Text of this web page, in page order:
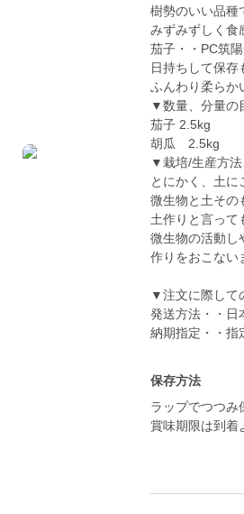
樹勢のいい品種
みずみずしく食
茄子・・PC筑陽
日持ちして保存
ふんわり柔らか
▼数量、分量の
茄子 2.5kg
胡瓜 2.5kg
▼栽培/生産方法
とにかく、土に
微生物と土その
土作りと言って
微生物の活動し
作りをおこない
▼注文に際して
発送方法・・日
納期指定・・指
保存方法
ラップでつつみ